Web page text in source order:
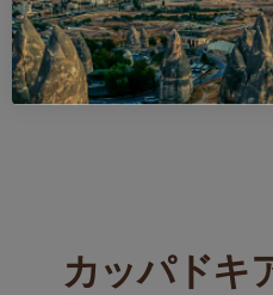
カッパドキ